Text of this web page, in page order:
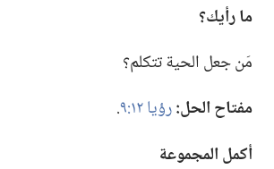
ما رأيك؟‏
مَن جعل الحية تتكلم؟‏
مفتاح الحل:‏رؤيا ١٢:‏٩
‏.‏
أكمل المجموعة